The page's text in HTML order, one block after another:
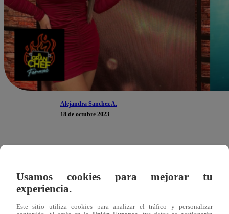
Alejandra Sanchez A.
18 de octubre 2023
Nadie lo quiere cerca de sus cocinas. El conductor
embargo, no se esperó lo que sucedería después.
Una vez terminada la charla, Mónica Zevallos se dio
Usamos cookies para mejorar tu
experiencia.
Este sitio utiliza cookies para analizar el tráfico y personalizar